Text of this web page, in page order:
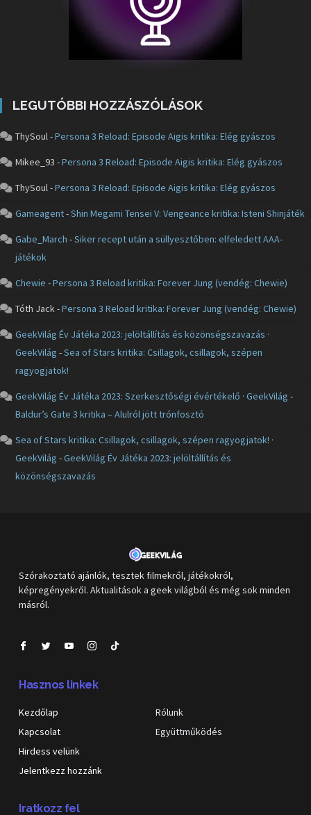
LEGUTÓBBI HOZZÁSZÓLÁSOK
ThySoul-Persona 3 Reload: Episode Aigis kritika: Elég gyászos
Mikee_93 -Persona 3 Reload: Episode Aigis kritika: Elég gyászos
ThySoul-Persona 3 Reload: Episode Aigis kritika: Elég gyászos
Gameagent-Shin Megami Tensei V: Vengeance kritika: Isteni Shinjáték
Gabe_March -Siker recept után a süllyesztőben: elfeledett AAA-
játékok
Chewie -Persona 3 Reload kritika: Forever Jung (vendég: Chewie)
Tóth Jack-Persona 3 Reload kritika: Forever Jung (vendég: Chewie)
GeekVilág Év Játéka 2023: jelöltállítás és közönségszavazás ·
GeekVilág -Sea of Stars kritika: Csillagok, csillagok, szépen
ragyogjatok!
GeekVilág Év Játéka 2023: Szerkesztőségi évértékelő · GeekVilág -
Baldur’s Gate 3 kritika – Alulról jött trónfosztó
Sea of Stars kritika: Csillagok, csillagok, szépen ragyogjatok! ·
GeekVilág -GeekVilág Év Játéka 2023: jelöltállítás és
közönségszavazás
Szórakoztató ajánlók, tesztek filmekről, játékokról,
képregényekről. Aktualitások a geek világból és még sok minden
másról.
Hasznos linkek
Kezdőlap
Kapcsolat
Hirdess velünk
Jelentkezz hozzánk
Rólunk
Együttműködés
Iratkozz fel